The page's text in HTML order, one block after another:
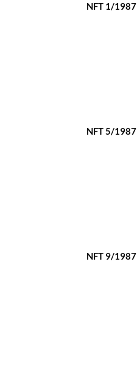
NFT 1/1987
NFT 5/1987
NFT 9/1987